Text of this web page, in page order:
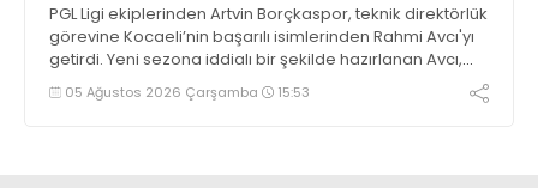
PGL Ligi ekiplerinden Artvin Borçkaspor, teknik direktörlük
görevine Kocaeli’nin başarılı isimlerinden Rahmi Avcı'yı
getirdi. Yeni sezona iddialı bir şekilde hazırlanan Avcı,
duygularını aktardı.
05 Ağustos 2026 Çarşamba 15:53